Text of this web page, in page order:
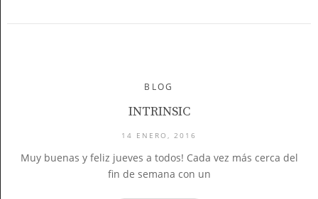
BLOG
INTRINSIC
14 ENERO, 2016
Muy buenas y feliz jueves a todos! Cada vez más cerca del
fin de semana con un